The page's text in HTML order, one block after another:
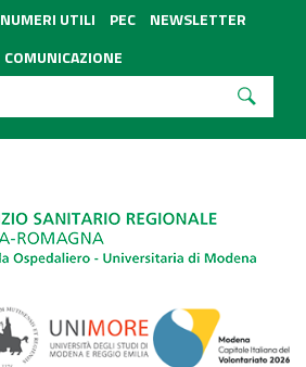
NUMERI UTILI PEC
NEWSLETTER
COMUNICAZIONE